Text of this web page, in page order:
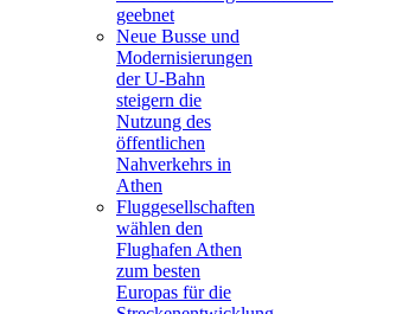
geebnet
Neue Busse und
Modernisierungen
der U-Bahn
steigern die
Nutzung des
öffentlichen
Nahverkehrs in
Athen
Fluggesellschaften
wählen den
Flughafen Athen
zum besten
Europas für die